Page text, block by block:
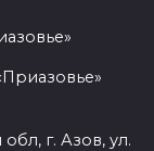
г. Азов, ул.